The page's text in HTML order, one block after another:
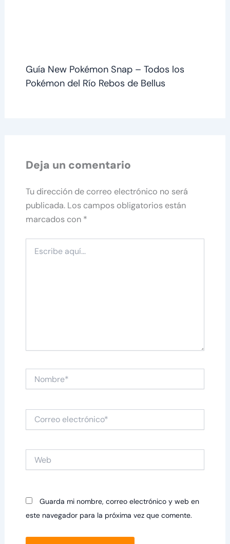
Guía New Pokémon Snap – Todos los
Pokémon del Río Rebos de Bellus
Deja un comentario
Tu dirección de correo electrónico no será
publicada. Los campos obligatorios están
marcados con *
aquí...
Correo
electrónico*
Guarda mi nombre, correo electrónico y web en
este navegador para la próxima vez que comente.